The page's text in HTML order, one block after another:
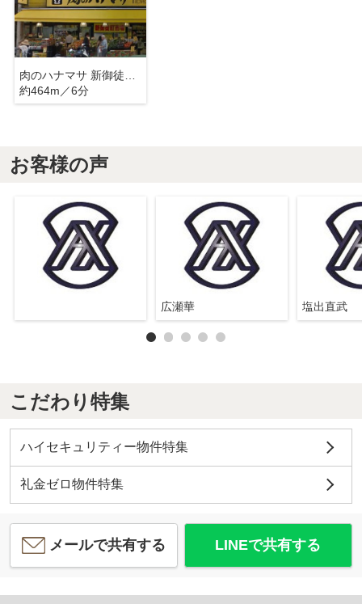
約464m／6分
お客様の声
広瀬華 塩出直武
こだわり特集
ハイセキュリティー物件特集
礼金ゼロ物件特集
メールで共有する LINEで共有する